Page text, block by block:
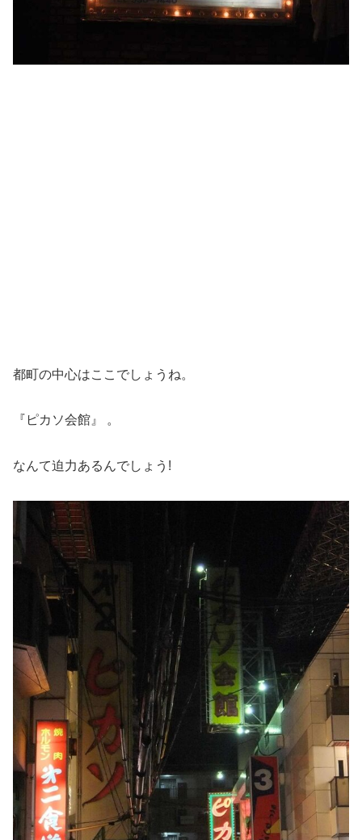
都町の中心はここでしょうね。
『ピカソ会館』 。
なんて迫力あるんでしょう!